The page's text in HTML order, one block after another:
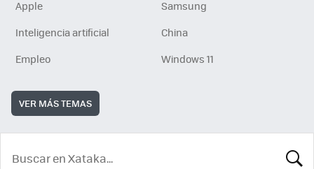
Apple
Samsung
Inteligencia artificial
China
Empleo
Windows 11
VER MÁS TEMAS